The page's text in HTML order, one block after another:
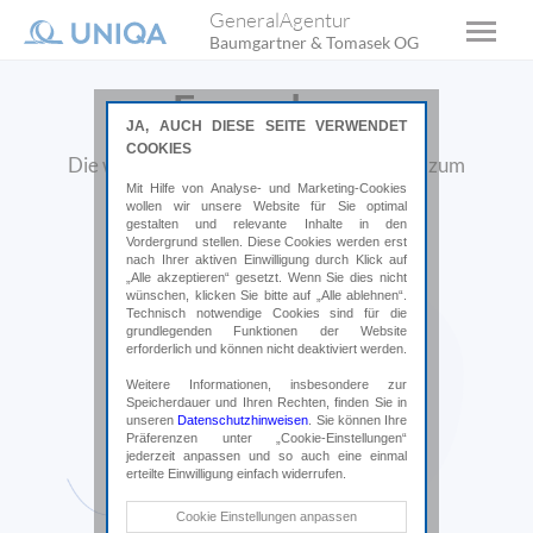
GeneralAgentur
Baumgartner & Tomasek OG
Formulare
Die wichtigsten Formulare finden Sie hier zum
Herunterladen.
JA, AUCH DIESE SEITE VERWENDET
COOKIES
Mit Hilfe von Analyse- und Marketing-Cookies
wollen wir unsere Website für Sie optimal
gestalten und relevante Inhalte in den
Vordergrund stellen. Diese Cookies werden erst
nach Ihrer aktiven Einwilligung durch Klick auf
„Alle akzeptieren“ gesetzt. Wenn Sie dies nicht
wünschen, klicken Sie bitte auf „Alle ablehnen“.
Technisch notwendige Cookies sind für die
grundlegenden Funktionen der Website
erforderlich und können nicht deaktiviert werden.
Weitere Informationen, insbesondere zur
Speicherdauer und Ihren Rechten, finden Sie in
unserenDatenschutzhinweisen . Sie können Ihre
Präferenzen unter „Cookie-Einstellungen“
jederzeit anpassen und so auch eine einmal
erteilte Einwilligung einfach widerrufen.
Technische Cookies
Cookie Einstellungen anpassen